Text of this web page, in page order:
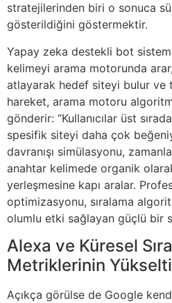
stratejilerinden biri o sonuca
gösterildiğini göstermektir.
Yapay zeka destekli bot
kelimeyi arama motorunda
atlayarak hedef siteyi bulur ve
hareket, arama motoru
gönderir: “Kullanıcılar üst
spesifik siteyi daha çok
davranışı simülasyonu,
anahtar kelimede organik
yerleşmesine kapı aralar.
optimizasyonu, sıralama
olumlu etki sağlayan güçlü bir
Alexa ve Küresel
Metriklerinin
Açıkça görülse de Google